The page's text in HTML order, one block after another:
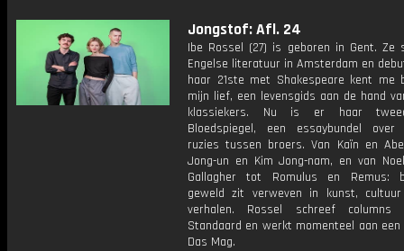
Jongstof: Afl. 24
Ibe Rossel (27) is geboren in Gent. Ze
Engelse literatuur in Amsterdam en
haar 21ste met Shakespeare kent me
mijn lief, een levensgids aan de hand
klassiekers. Nu is er haar
Bloedspiegel, een essaybundel over
ruzies tussen broers. Van Kaïn en
Jong-un en Kim Jong-nam, en van
Gallagher tot Romulus en Remus:
geweld zit verweven in kunst,
verhalen. Rossel schreef columns
Standaard en werkt momenteel aan
Das Mag.